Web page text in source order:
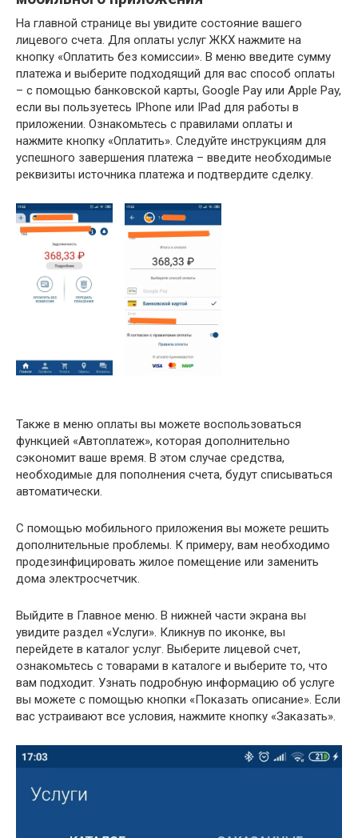
На главной странице вы увидите состояние вашего
лицевого счета. Для оплаты услуг ЖКХ нажмите на
кнопку «Оплатить без комиссии». В меню введите сумму
платежа и выберите подходящий для вас способ оплаты
– с помощью банковской карты, Google Pay или Apple Pay,
если вы пользуетесь IPhone или IPad для работы в
приложении. Ознакомьтесь с правилами оплаты и
нажмите кнопку «Оплатить». Следуйте инструкциям для
успешного завершения платежа – введите необходимые
реквизиты источника платежа и подтвердите сделку.
Также в меню оплаты вы можете воспользоваться
функцией «Автоплатеж», которая дополнительно
сэкономит ваше время. В этом случае средства,
необходимые для пополнения счета, будут списываться
автоматически.
С помощью мобильного приложения вы можете решить
дополнительные проблемы. К примеру, вам необходимо
продезинфицировать жилое помещение или заменить
дома электросчетчик.
Выйдите в Главное меню. В нижней части экрана вы
увидите раздел «Услуги». Кликнув по иконке, вы
перейдете в каталог услуг. Выберите лицевой счет,
ознакомьтесь с товарами в каталоге и выберите то, что
вам подходит. Узнать подробную информацию об услуге
вы можете с помощью кнопки «Показать описание». Если
вас устраивают все условия, нажмите кнопку «Заказать».